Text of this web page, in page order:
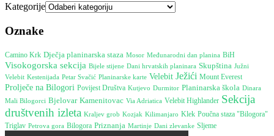
Kategorije
Oznake
Camino Krk Dječja planinarska staza Mosor Međunarodni dan planina BiH
Visokogorska sekcija Bijele stijene Dani hrvatskih planinara Skupština Južni
Velebit Kestenijada Petar Svačić Planinarske karte Velebit Ježići Mount Everest
Prolječe na Bilogori Povijest Društva Kutjevo Durmitor Planinarska škola Dinara
Mali Bilogorci Bjelovar Kamenitovac Via Adriatica Velebit Highlander Sekcija
društvenih izleta Kraljev grob Kozjak Kilimanjaro Klek Poučna staza "Bilogora"
Triglav Petrova gora Bilogora Priznanja Martinje Dani zlevanke Sljeme